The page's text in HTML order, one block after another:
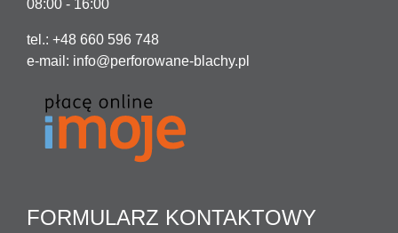
08:00 - 16:00
tel.: +48 660 596 748
e-mail: info@perforowane-blachy.pl
FORMULARZ KONTAKTOWY